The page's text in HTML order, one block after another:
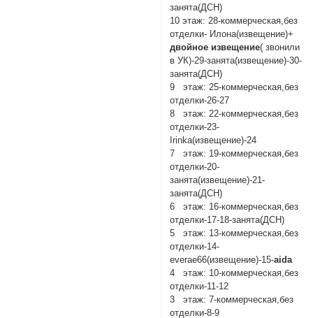
занята(ДСН)
10 этаж: 28-коммерческая,без
отделки- Илона(извещение)+
двойное извещение( звонили
в УК)-29-занята(извещение)-30-
занята(ДСН)
9 этаж: 25-коммерческая,без
отделки-26-27
8 этаж: 22-коммерческая,без
отделки-23-
Irinka(извещение)-24
7 этаж: 19-коммерческая,без
отделки-20-
занята(извещение)-21-
занята(ДСН)
6 этаж: 16-коммерческая,без
отделки-17-18-занята(ДСН)
5 этаж: 13-коммерческая,без
отделки-14-
everae66(извещение)-15-aida
4 этаж: 10-коммерческая,без
отделки-11-12
3 этаж: 7-коммерческая,без
отделки-8-9